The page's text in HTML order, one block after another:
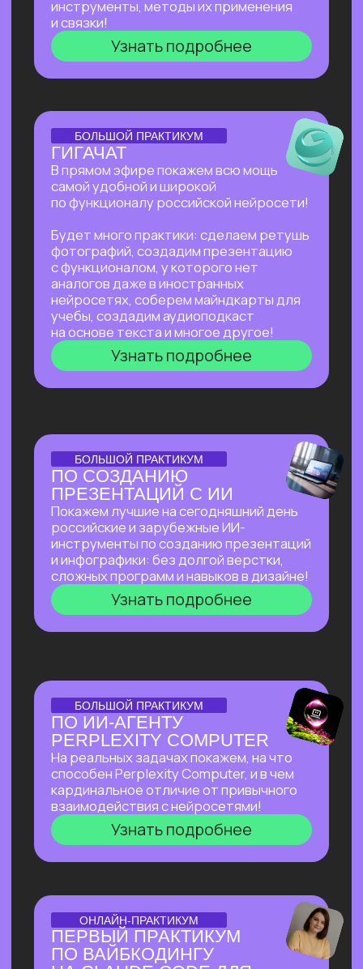
Старт в нейросетях— простое введение
в мир нейросетей. Основные принципы,
полезные рекомендации и советы по работе
с нейросетями для тех, кто делает первые
Нейросети для разработки и IT—
углубленное изучение ИИ для решения
сложных задач: генерации медиаконтента,
глубокого анализа данных, разработки
автономных систем.
Нейросети для профессий вне IT—
инструменты для автоматизации, анализа
использования: от генерация текстов
и изображений до оптимизации рутинных
процессов.
ОТКРЫТАЯ ЛЕКЦИЯ
КАК ЗАПУСТИТЬ СТАРТАП
В 2026 БЕЗ КОМАНДЫ
И БЮДЖЕТА, НАНЯВ
НА РАБОТУ ИИ?
Расскажем, как изменился подход
к запуску стартапов с ИИ, что нужно для
успеха, и поделимся успешным опытом
Зерокодера — как из идеи вырос
многомиллионный бизнес, и как нам
удавалось привлекать инвестиции
даже в самое турбулентное время
Узнать подробнее
АВТОМАТИЗАЦИИ НА N8N
Расскажем всепро сверхпопулярный
инструмент, бесплатнои без каких-
либо проблем работающий в РФ.
Соберем видео-контент-завод
с помощью n8n и Veo 3, который
в режиме реального времени
создаеттрендовые видео на основе
текстового описания.
Узнать подробнее
ПЕРЕВЕРНЕТ ВАШЕ
ПРЕДСТАВЛЕНИЕ
О ЗАРАБОТКЕ НА ИИ
Как делать на ИИ больше, чем
программисты
без программирования?
Старт в нейросетях
Нейросети для разработки и IT
Нейросети для профессий вне IT